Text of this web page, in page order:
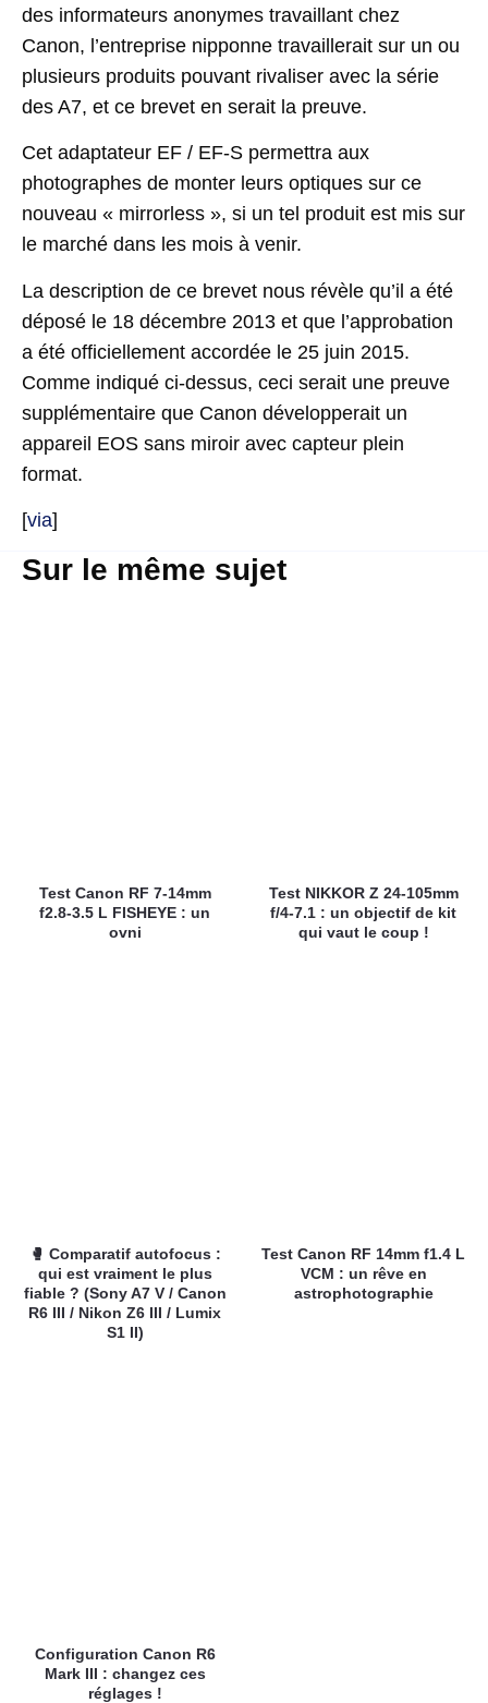
des informateurs anonymes travaillant chez
Canon, l’entreprise nipponne travaillerait sur un ou
plusieurs produits pouvant rivaliser avec la série
des A7, et ce brevet en serait la preuve.
Cet adaptateur EF / EF-S permettra aux
photographes de monter leurs optiques sur ce
nouveau « mirrorless », si un tel produit est mis sur
le marché dans les mois à venir.
La description de ce brevet nous révèle qu’il a été
déposé le 18 décembre 2013 et que l’approbation
a été officiellement accordée le 25 juin 2015.
Comme indiqué ci-dessus, ceci serait une preuve
supplémentaire que Canon développerait un
appareil EOS sans miroir avec capteur plein
format.
[via]
Sur le même sujet
Test Canon RF 7-14mm
f2.8-3.5 L FISHEYE : un
ovni
Test NIKKOR Z 24-105mm
f/4-7.1 : un objectif de kit
qui vaut le coup !
🥊 Comparatif autofocus :
qui est vraiment le plus
fiable ? (Sony A7 V / Canon
R6 III / Nikon Z6 III / Lumix
S1 II)
Test Canon RF 14mm f1.4 L
VCM : un rêve en
astrophotographie
Configuration Canon R6
Mark III : changez ces
réglages !